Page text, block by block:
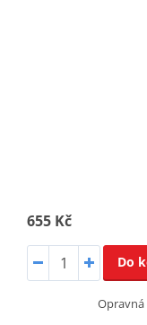
655 Kč
Do